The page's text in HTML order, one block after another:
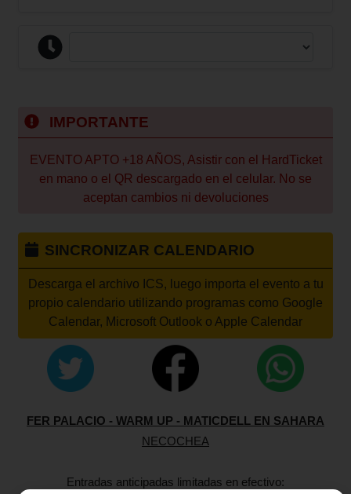
IMPORTANTE
EVENTO APTO +18 AÑOS, Asistir con el HardTicket
en mano o el QR descargado en el celular. No se
aceptan cambios ni devoluciones
SINCRONIZAR CALENDARIO
Descarga el archivo ICS, luego importa el evento a tu
propio calendario utilizando programas como Google
Calendar, Microsoft Outlook o Apple Calendar
FER PALACIO - WARM UP - MATICDELL EN SAHARA
NECOCHEA
Entradas anticipadas limitadas en efectivo: